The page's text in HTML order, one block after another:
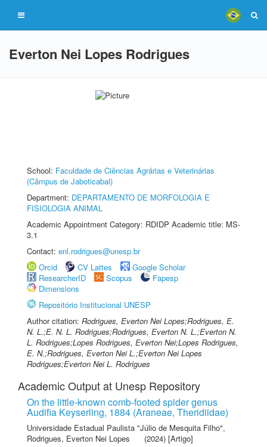
Everton Nei Lopes Rodrigues
School: Faculdade de Ciências Agrárias e Veterinárias
(Câmpus de Jaboticabal)
Department: DEPARTAMENTO DE MORFOLOGIA E
FISIOLOGIA ANIMAL
Academic Appointment Category: RDIDP Academic title: MS-
3.1
Contact: enl.rodrigues@unesp.br
Orcid
CV Lattes
Google Scholar
ResearcherID
Scopus
Fapesp
Dimensions
Repositório Institucional UNESP
Author citation: Rodrigues, Everton Nei Lopes;Rodrigues, E.
N. L.;E. N. L. Rodrigues;Rodrigues, Everton N. L.;Everton N.
L. Rodrigues;Lopes Rodrigues, Everton Nei;Lopes Rodrigues,
E. N.;Rodrigues, Everton Nei L.;Everton Nei Lopes
Rodrigues;Everton Nei L. Rodrigues
Academic Output at Unesp Repository
On the little-known comb-footed spider genus
Audifia Keyserling, 1884 (Araneae, Theridiidae)
Universidade Estadual Paulista "Júlio de Mesquita Filho",
Rodrigues, Everton Nei Lopes
(2024) [Artigo]